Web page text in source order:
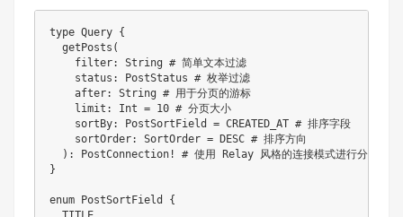
type Query {
  getPosts(
    filter: String # 简单文本过滤
    status: PostStatus # 枚举过滤
    after: String # 用于分页的游标
    limit: Int = 10 # 分页大小
    sortBy: PostSortField = CREATED_AT # 排序字段
    sortOrder: SortOrder = DESC # 排序方向
  ): PostConnection! # 使用 Relay 风格的连接模式进行分页
}
enum PostSortField {